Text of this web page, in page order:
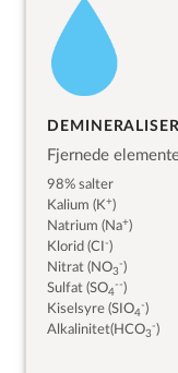
Fjernede
98% salter
Kalium (K+)
Natrium (Na+)
Klorid (CI -)
Nitrat (NO3
-)
Sulfat (SO4
--)
Kiselsyre (SIO4
-)
Alkalinitet(HCO3
-)